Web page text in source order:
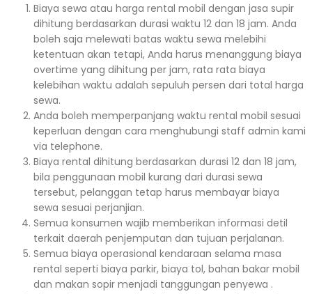
Biaya sewa atau harga rental mobil dengan jasa supir
dihitung berdasarkan durasi waktu 12 dan 18 jam. Anda
boleh saja melewati batas waktu sewa melebihi
ketentuan akan tetapi, Anda harus menanggung biaya
overtime yang dihitung per jam, rata rata biaya
kelebihan waktu adalah sepuluh persen dari total harga
sewa.
Anda boleh memperpanjang waktu rental mobil sesuai
keperluan dengan cara menghubungi staff admin kami
via telephone.
Biaya rental dihitung berdasarkan durasi 12 dan 18 jam,
bila penggunaan mobil kurang dari durasi sewa
tersebut, pelanggan tetap harus membayar biaya
sewa sesuai perjanjian.
Semua konsumen wajib memberikan informasi detil
terkait daerah penjemputan dan tujuan perjalanan.
Semua biaya operasional kendaraan selama masa
rental seperti biaya parkir, biaya tol, bahan bakar mobil
dan makan sopir menjadi tanggungan penyewa .